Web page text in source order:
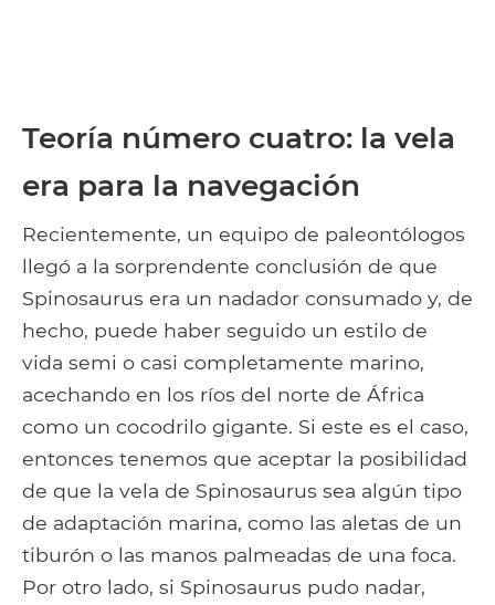
Teoría número cuatro: la vela
era para la navegación
Recientemente, un equipo de paleontólogos
llegó a la sorprendente conclusión de que
Spinosaurus era un nadador consumado y, de
hecho, puede haber seguido un estilo de
vida semi o casi completamente marino,
acechando en los ríos del norte de África
como un cocodrilo gigante. Si este es el caso,
entonces tenemos que aceptar la posibilidad
de que la vela de Spinosaurus sea algún tipo
de adaptación marina, como las aletas de un
tiburón o las manos palmeadas de una foca.
Por otro lado, si Spinosaurus pudo nadar,